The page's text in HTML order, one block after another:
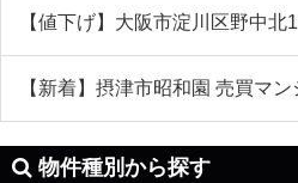
【値下げ】大阪市淀川区野中北
【新着】摂津市昭和園 売買マン
物件種別から探す